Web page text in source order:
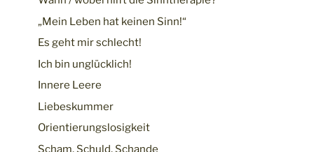
„Mein Leben hat keinen Sinn!“
Es geht mir schlecht!
Ich bin unglücklich!
Innere Leere
Liebeskummer
Orientierungslosigkeit
Scham, Schuld, Schande